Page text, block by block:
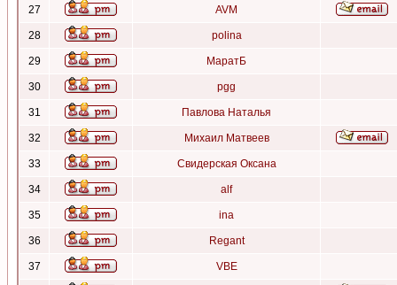
27 AVM
28 polina
29 МаратБ
30 pgg
31 Павлова Наталья
32 Михаил Матвеев
33 Свидерская Оксана
34 alf
35 ina
36 Regant
37 VBE